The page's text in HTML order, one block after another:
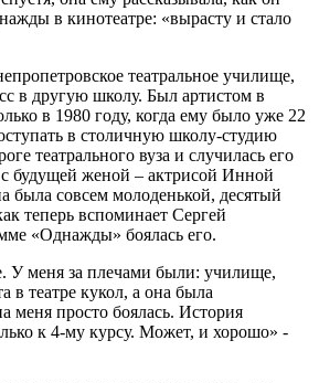
в кинотеатре: «вырасту и стало
театральное училище,
в другую школу. Был артистом в
в 1980 году, когда ему было уже 22
в столичную школу-студию
театрального вуза и случилась его
с будущей женой – актрисой Инной
была совсем молоденькой, десятый
теперь вспоминает Сергей
«Однажды» боялась его.
У меня за плечами были: училище,
в театре кукол, а она была
меня просто боялась. История
к 4-му курсу. Может, и хорошо» -